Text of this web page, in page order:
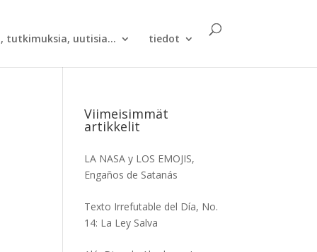
tutkimuksia, uutisia... tiedot
Viimeisimmät
artikkelit
LA NASA y LOS EMOJIS,
Engaños de Satanás
Texto Irrefutable del Día, No.
14: La Ley Salva